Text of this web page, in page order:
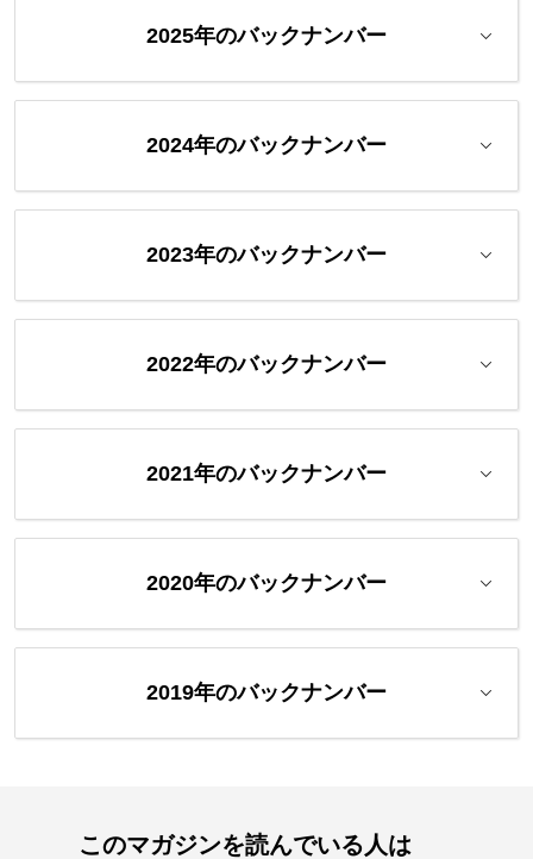
2025年のバックナンバー
2024年のバックナンバー
2023年のバックナンバー
2022年のバックナンバー
2021年のバックナンバー
2020年のバックナンバー
2019年のバックナンバー
このマガジンを読んでいる人は